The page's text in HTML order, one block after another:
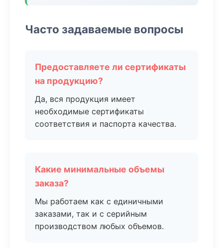
Часто задаваемые вопросы
Предоставляете ли сертификаты
на продукцию?
Да, вся продукция имеет
необходимые сертификаты
соответствия и паспорта качества.
Какие минимальные объемы
заказа?
Мы работаем как с единичными
заказами, так и с серийным
производством любых объемов.